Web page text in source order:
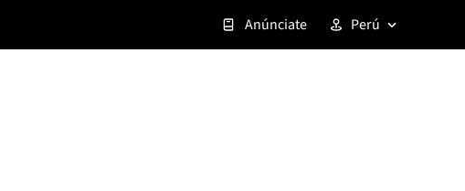
Anúnciate Perú